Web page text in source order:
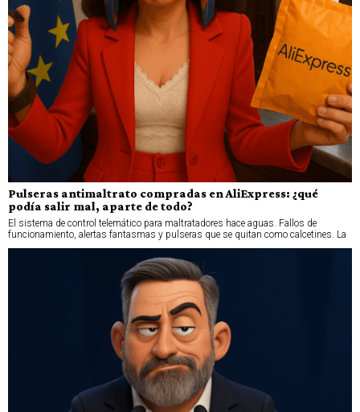
Pulseras antimaltrato compradas en AliExpress: ¿qué
podía salir mal, aparte de todo?
El sistema de control telemático para maltratadores hace aguas. Fallos de
funcionamiento, alertas fantasmas y pulseras que se quitan como calcetines. La